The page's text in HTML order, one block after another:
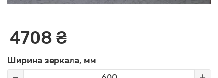
4708 ₴
Ширина зеркала, мм